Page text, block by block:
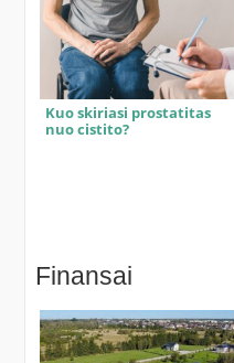
Kuo skiriasi prostatitas
nuo cistito?
Finansai